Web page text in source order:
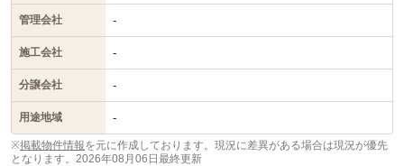
管理会社 -
施工会社 -
分譲会社 -
用途地域 -
※掲載物件情報を元に作成しております。現況に差異がある場合は現況が優先
となります。 2026年08月06日最終更新